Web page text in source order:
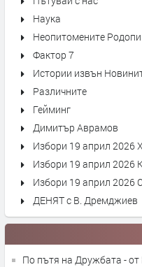
Наука
Неопитомените Родопи
Фактор 7
Истории извън
Различните
Гейминг
Димитър Аврамов
Избори 19 април 2026
Избори 19 април 2026
Избори 19 април 2026
ДЕНЯТ с В. Дремджиев
По пътя на Дружбата -